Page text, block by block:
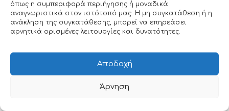
όπως η συμπεριφορά περιήγησης ή μοναδικά
αναγνωριστικά στον ιστότοπό μας. Η μη συγκατάθεση ή η
ανάκληση της συγκατάθεσης, μπορεί να επηρεάσει
αρνητικά ορισμένες λειτουργίες και δυνατότητες.
Αποδοχή
Άρνηση
€35.00.είναι:
€26.00.